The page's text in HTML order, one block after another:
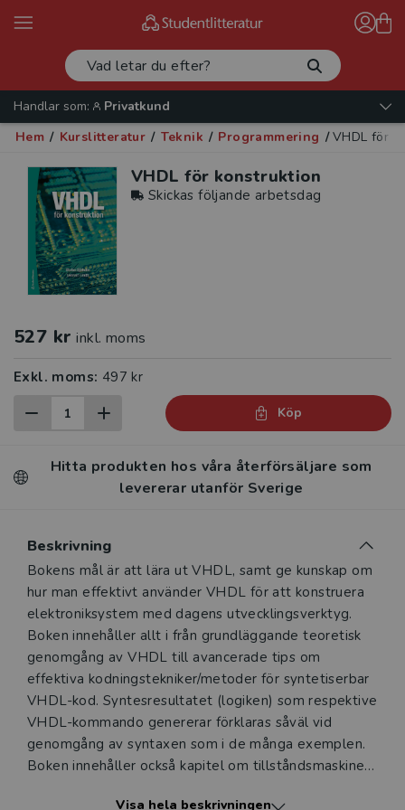
Handlar som:
Privatkund
Hem / Kurslitteratur / Teknik / Programmering / VHDL för
VHDL för konstruktion
Skickas följande arbetsdag
527 kr inkl. moms
Exkl. moms: 497 kr
Köp
Hitta produkten hos våra återförsäljare som
levererar utanför Sverige
Beskrivning
Beskrivning
Bokens mål är att lära ut VHDL, samt ge kunskap om
hur man effektivt använder VHDL för att konstruera
elektroniksystem med dagens utvecklingsverktyg.
Boken innehåller allt i från grundläggande teoretisk
genomgång av VHDL till avancerade tips om
effektiva kodningstekniker/metoder för syntetiserbar
VHDL-kod. Syntesresultatet (logiken) som respektive
VHDL-kommando genererar förklaras såväl vid
genomgång av syntaxen som i de många exemplen.
Boken innehåller också kapitel om tillståndsmaskiner,
Visa hela beskrivningen